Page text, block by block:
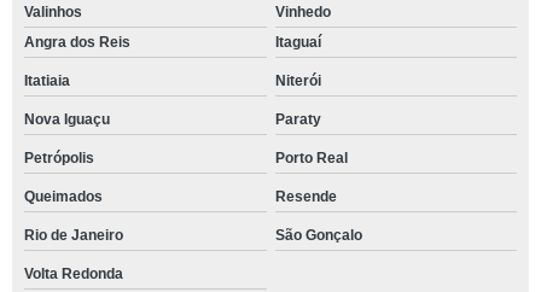
Valinhos
Vinhedo
Angra dos Reis
Itaguaí
Itatiaia Niterói
Nova Iguaçu Paraty
Petrópolis Porto Real
Queimados Resende
Rio de Janeiro São Gonçalo
Volta Redonda